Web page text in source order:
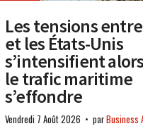
Les tensions entre
et les États-Unis
s’intensifient
le trafic maritime
s’effondre
Vendredi 7 Août 2026 parBusiness